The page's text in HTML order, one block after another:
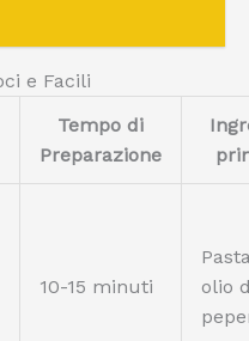
e Facili
Tempo di
Preparazione
10-15 minuti
olio